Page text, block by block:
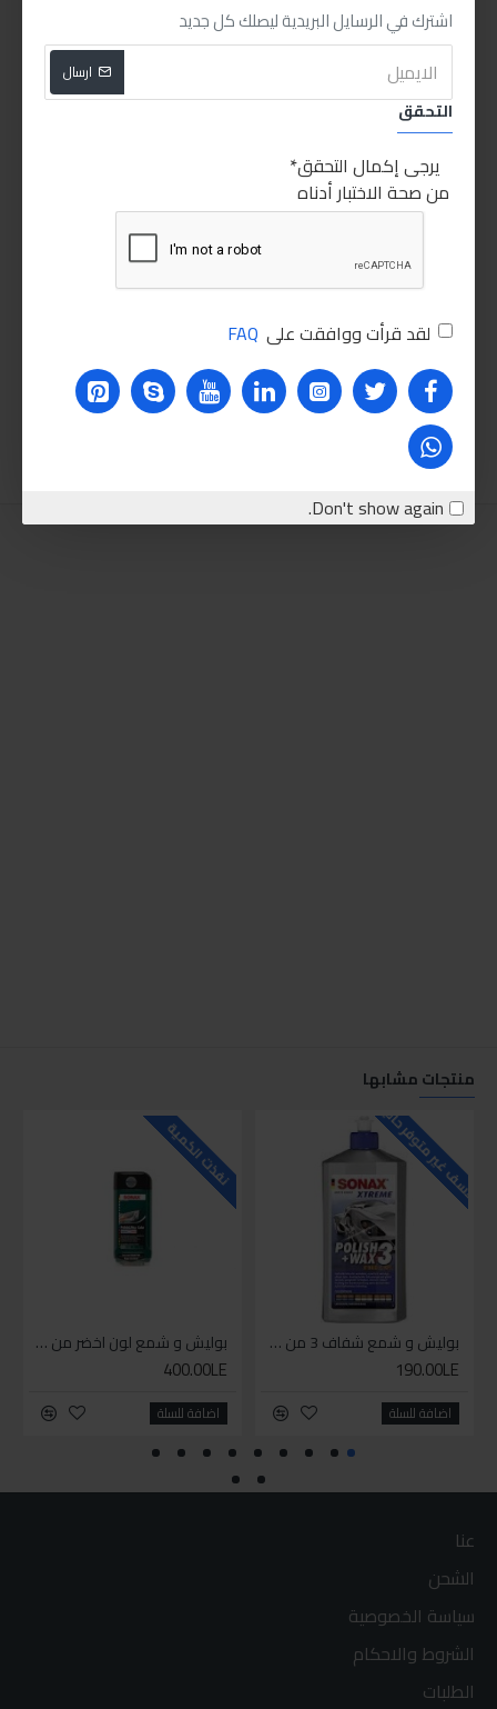
اشترك في الرسايل البريدية ليصلك كل جديد
ارسال
التحقق
يرجى إكمال التحقق
من صحة الاختبار أدناه
لقد قرأت ووافقت على FAQ
Don't show again.
اضافة للسلة اضافة للسلة
PEOPLE ALSO BOUGHT
للاسف غير متوفر حاليا
ابرو بوليش فوانيس
60.00LE
اضافة للسلة
30.00LE
منتجات مشابها
للاسف غير متوفر حاليا
بوليش و شمع شفاف 3 من سوناكس
190.00LE
اضافة للسلة
نفذت الكمية
بوليش و شمع لون اخضر من سوناكس
400.00LE
اضافة للسلة
عنا
الشحن
سياسة الخصوصية
الشروط والاحكام
الطلبات